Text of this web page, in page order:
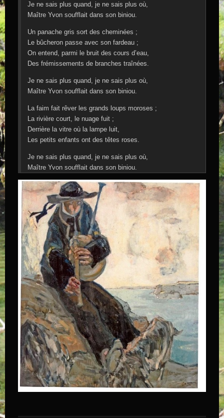
Je ne sais plus quand, je ne sais plus où,
Maître Yvon soufflait dans son biniou.
Un panache gris sort des cheminées ;
Le bûcheron passe avec son fardeau ;
On entend, parmi le bruit des cours d’eau,
Des frémissements de branches traînées.
Je ne sais plus quand, je ne sais plus où,
Maître Yvon soufflait dans son biniou.
La faim fait rêver les grands loups moroses ;
La rivière court, le nuage fuit ;
Derrière la vitre où la lampe luit,
Les petits enfants ont des têtes roses.
Je ne sais plus quand, je ne sais plus où,
Maître Yvon soufflait dans son biniou.